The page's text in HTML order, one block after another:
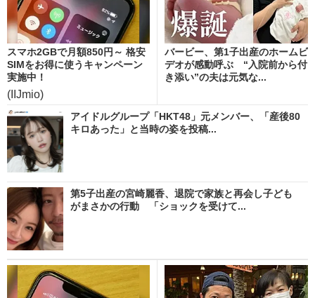
スマホ2GBで月額850円～ 格安
SIMをお得に使うキャンペーン
実施中！
(IIJmio)
バービー、第1子出産のホームビ
デオが感動呼ぶ “入院前から付
き添い”の夫は元気な...
アイドルグループ「HKT48」元メンバー、「産後80
キロあった」と当時の姿を投稿...
第5子出産の宮崎麗香、退院で家族と再会し子ども
がまさかの行動 「ショックを受けて...